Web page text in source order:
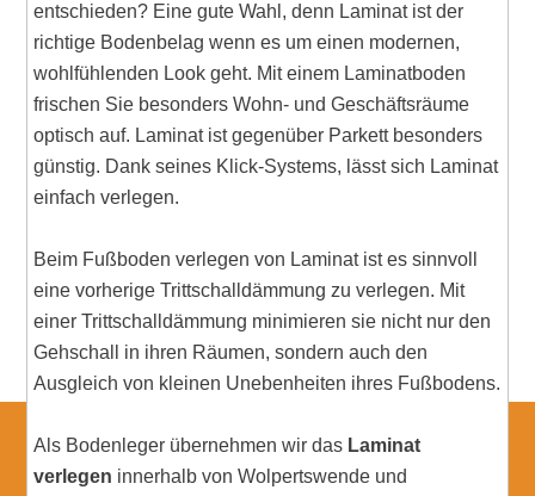
entschieden? Eine gute Wahl, denn Laminat ist der
richtige Bodenbelag wenn es um einen modernen,
wohlfühlenden Look geht. Mit einem Laminatboden
frischen Sie besonders Wohn- und Geschäftsräume
optisch auf. Laminat ist gegenüber Parkett besonders
günstig. Dank seines Klick-Systems, lässt sich Laminat
einfach verlegen.
Beim Fußboden verlegen von Laminat ist es sinnvoll
eine vorherige Trittschalldämmung zu verlegen. Mit
einer Trittschalldämmung minimieren sie nicht nur den
Gehschall in ihren Räumen, sondern auch den
Ausgleich von kleinen Unebenheiten ihres Fußbodens.
Als Bodenleger übernehmen wir das Laminat
verlegen innerhalb von Wolpertswende und